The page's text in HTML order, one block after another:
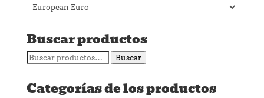
Buscar productos
Buscar
Buscar
Categorías de los productos